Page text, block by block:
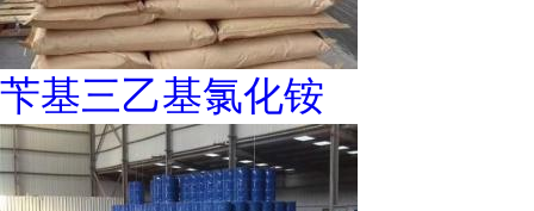
苄基三乙基氯化铵